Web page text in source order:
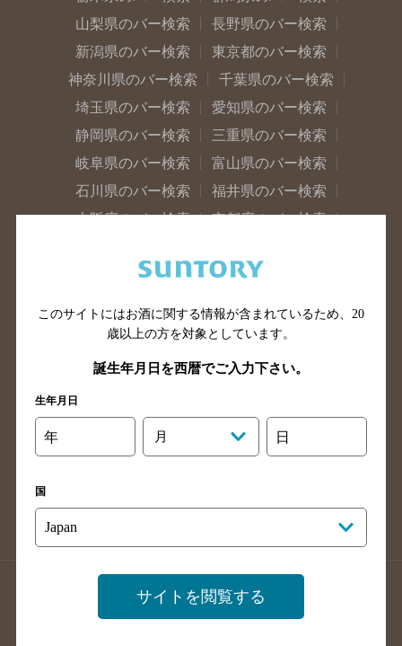
山梨県のバー検索
長野県のバー検索
新潟県のバー検索
東京都のバー検索
神奈川県のバー検索
千葉県のバー検索
埼玉県のバー検索
愛知県のバー検索
静岡県のバー検索
三重県のバー検索
岐阜県のバー検索
富山県のバー検索
石川県のバー検索
福井県のバー検索
大阪府のバー検索
京都府のバー検索
滋賀県のバー検索
和歌山県のバー検索
山口県のバー検索
鳥取県のバー検索
島根県のバー検索
徳島県のバー検索
高知県のバー検索
福岡県のバー検索
長崎県のバー検索
佐賀県のバー検索
店舗登録方法のご案内
店舗情報更新方法のご案内
掲載店舗様ログイン
このサイトにはお酒に関する情報が含まれているため、 20
歳以上の方を対象としています。
誕生年月日を西暦でご入力下さい。
生年月日
年 月 日
国
サイトを閲覧する